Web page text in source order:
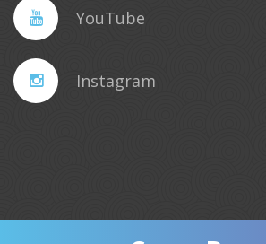
YouTube
Instagram